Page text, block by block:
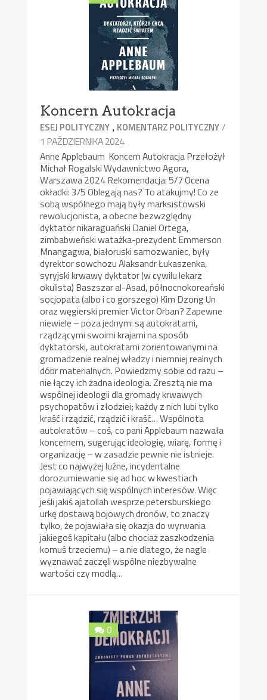
Koncern Autokracja
ESEJ POLITYCZNY , KOMENTARZ POLITYCZNY/
1 PAŹDZIERNIKA 2024
Anne Applebaum Koncern Autokracja Przełożył
Michał Rogalski Wydawnictwo Agora,
Warszawa 2024 Rekomendacja: 5/7 Ocena
okładki: 3/5 Oblegają nas? To atakujmy! Co ze
sobą wspólnego mają były marksistowski
rewolucjonista, a obecne bezwzględny
dyktator nikaraguański Daniel Ortega,
zimbabweński watażka-prezydent Emmerson
Mnangagwa, białoruski samozwaniec, były
dyrektor sowchozu Alaksandr Łukaszenka,
syryjski krwawy dyktator (w cywilu lekarz
okulista) Baszszar al-Asad, północnokoreański
socjopata (albo i co gorszego) Kim Dzong Un
oraz węgierski premier Victor Orban? Zapewne
niewiele – poza jednym: są autokratami,
rządzącymi swoimi krajami na sposób
dyktatorski, autokratami zorientowanymi na
gromadzenie realnej władzy i niemniej realnych
dóbr materialnych. Powiedzmy sobie od razu –
nie łączy ich żadna ideologia. Zresztą nie ma
wspólnej ideologii dla gromady krwawych
psychopatów i złodziei; każdy z nich lubi tylko
kraść i rządzić, rządzić i kraść… Wspólnota
autokratów – coś, co pani Applebaum nazwała
koncernem, sugerując ideologię, wiarę, formę i
organizację – w zasadzie pewnie nie istnieje.
Jest co najwyżej luźne, incydentalne
dorozumiewanie się ad hoc w kwestiach
pojawiających się wspólnych interesów. Więc
jeśli jakiś ajatollah wesprze petersburskiego
urkę dostawą bojowych dronów, to znaczy
tylko, że pojawiała się okazja do wyrwania
jakiegoś kapitału (albo chociaż zaszkodzenia
komuś trzeciemu) – a nie dlatego, że nagle
wyznawać zaczęli wspólne niezbywalne
wartości czy modlą…
0